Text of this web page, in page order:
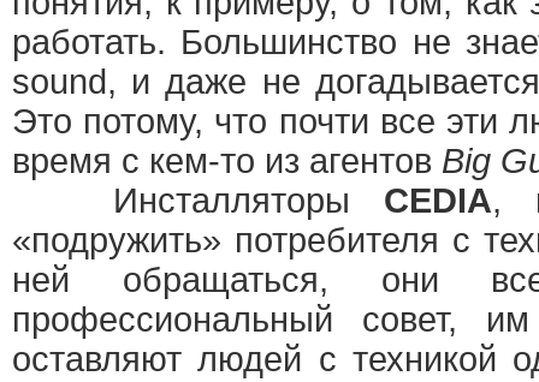
работать. Большинство не
sound, и даже не
Это потому, что почти все эти
время с кем-то из агентов Big
Инсталляторы CEDIA,
«подружить» потребителя с
ней обращаться, они
профессиональный совет,
оставляют людей с техникой